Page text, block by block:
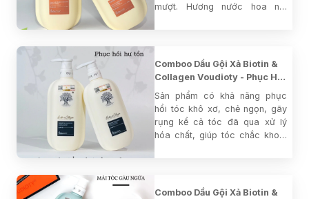
mượt. Hương nước hoa nổi
Comboo Dầu Gội Xả Biotin &
Collagen Voudioty - Phục Hồi
Trắng 1000ml (mẫu 2024)
Sản phẩm có khả năng phục
hồi tóc khô xơ, chẻ ngọn, gãy
rụng kể cả tóc đã qua xử lý
hóa chất, giúp tóc chắc khoẻ,
tới 72H.
Comboo Dầu Gội Xả Biotin &